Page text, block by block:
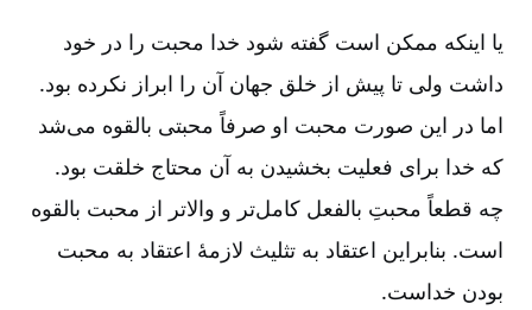
یا اینکه ممکن است گفته شود خدا محبت را در خود
داشت ولی تا پیش از خلق جهان آن را ابراز نکرده بود.
اما در این صورت محبت او صرفاً محبتی بالقوه می‌شد
که خدا برای فعلیت بخشیدن به آن محتاج خلقت بود.
چه قطعاً محبتِ بالفعل کامل‌تر و والاتر از محبت بالقوه
است. بنابراین اعتقاد به تثلیث لازمۀ اعتقاد به محبت
بودن خداست.